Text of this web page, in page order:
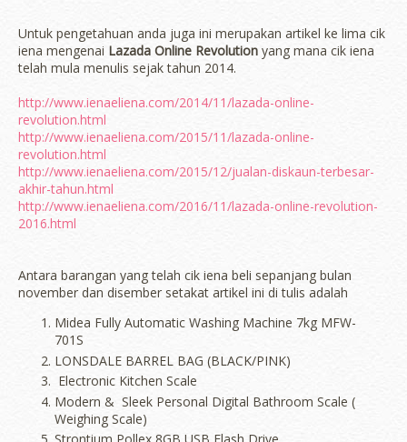
Untuk pengetahuan anda juga ini merupakan artikel ke lima cik
iena mengenai Lazada Online Revolution yang mana cik iena
telah mula menulis sejak tahun 2014.
http://www.ienaeliena.com/2014/11/lazada-online-
revolution.html
http://www.ienaeliena.com/2015/11/lazada-online-
revolution.html
http://www.ienaeliena.com/2015/12/jualan-diskaun-terbesar-
akhir-tahun.html
http://www.ienaeliena.com/2016/11/lazada-online-revolution-
2016.html
Antara barangan yang telah cik iena beli sepanjang bulan
november dan disember setakat artikel ini di tulis adalah
Midea Fully Automatic Washing Machine 7kg MFW-
701S
LONSDALE BARREL BAG (BLACK/PINK)
Electronic Kitchen Scale
Modern & Sleek Personal Digital Bathroom Scale (
Weighing Scale)